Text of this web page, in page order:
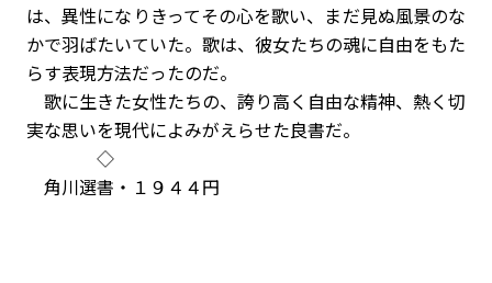
は、異性になりきってその心を歌い、まだ見ぬ風景のな
かで羽ばたいていた。歌は、彼女たちの魂に自由をもた
らす表現方法だったのだ。
歌に生きた女性たちの、誇り高く自由な精神、熱く切
実な思いを現代によみがえらせた良書だ。
◇
角川選書・１９４４円